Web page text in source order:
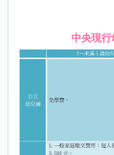
中央現